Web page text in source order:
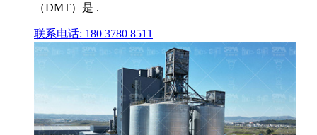
（DMT）是 .
联系电话: 180 3780 8511